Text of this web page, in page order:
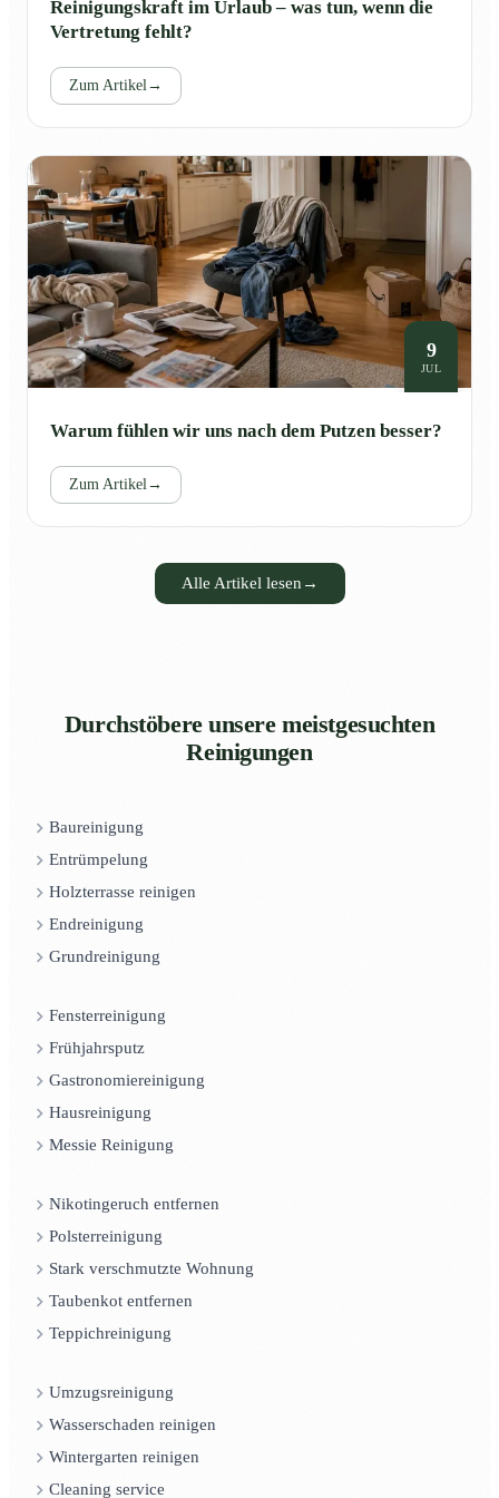
Reinigungskraft im Urlaub – was tun, wenn die
Vertretung fehlt?
Zum Artikel→
9
JUL
Warum fühlen wir uns nach dem Putzen besser?
Zum Artikel→
Alle Artikel lesen →
Durchstöbere unsere meistgesuchten
Reinigungen
Baureinigung
Entrümpelung
Holzterrasse reinigen
Endreinigung
Grundreinigung
Fensterreinigung
Frühjahrsputz
Gastronomiereinigung
Hausreinigung
Messie Reinigung
Nikotingeruch entfernen
Polsterreinigung
Stark verschmutzte Wohnung
Taubenkot entfernen
Teppichreinigung
Umzugsreinigung
Wasserschaden reinigen
Wintergarten reinigen
Cleaning service